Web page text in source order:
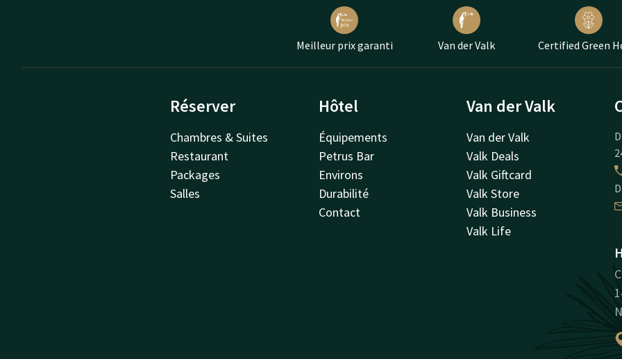
Meilleur prix garanti Van der Valk Certified Green
Réserver
Chambres & Suites
Restaurant
Packages
Salles
Hôtel
Équipements
Petrus Bar
Environs
Durabilité
Contact
Van der Valk
Van der Valk
Valk Deals
Valk Giftcard
Valk Store
Valk Business
Valk Life